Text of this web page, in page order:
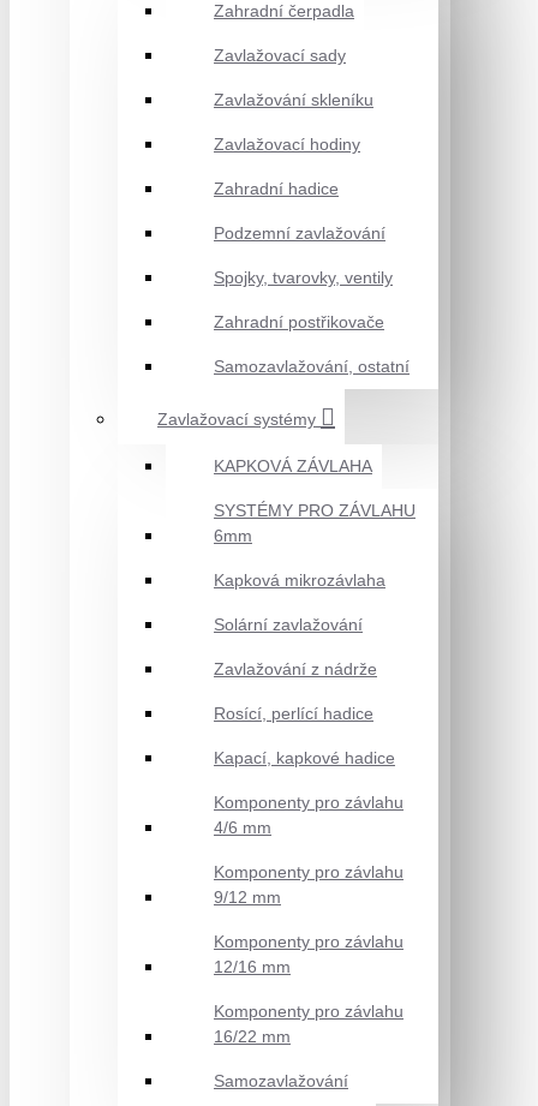
Zahradní čerpadla
Zavlažovací sady
Zavlažování skleníku
Zavlažovací hodiny
Zahradní hadice
Podzemní zavlažování
Spojky, tvarovky, ventily
Zahradní postřikovače
Samozavlažování, ostatní
Zavlažovací systémy
KAPKOVÁ ZÁVLAHA
SYSTÉMY PRO ZÁVLAHU
6mm
Kapková mikrozávlaha
Solární zavlažování
Zavlažování z nádrže
Rosící, perlící hadice
Kapací, kapkové hadice
Komponenty pro závlahu
4/6 mm
Komponenty pro závlahu
9/12 mm
Komponenty pro závlahu
12/16 mm
Komponenty pro závlahu
16/22 mm
Samozavlažování